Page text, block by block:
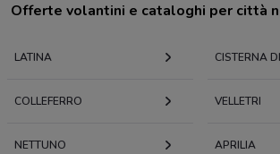
Offerte volantini e cataloghi per città
LATINA CISTERNA
COLLEFERRO VELLETRI
NETTUNO APRILIA